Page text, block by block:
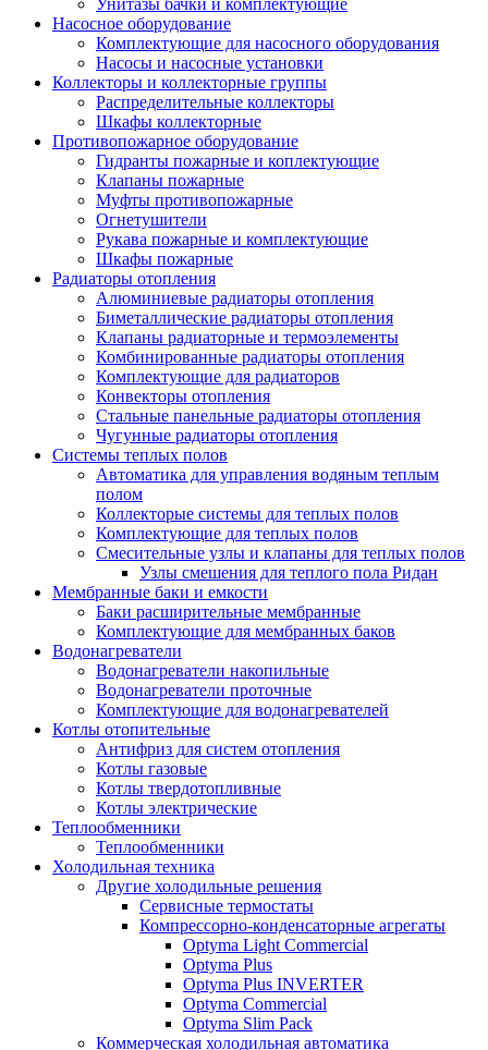
Унитазы бачки и комплектующие
Насосное оборудование
Комплектующие для насосного оборудования
Насосы и насосные установки
Коллекторы и коллекторные группы
Распределительные коллекторы
Шкафы коллекторные
Противопожарное оборудование
Гидранты пожарные и коплектующие
Клапаны пожарные
Муфты противопожарные
Огнетушители
Рукава пожарные и комплектующие
Шкафы пожарные
Радиаторы отопления
Алюминиевые радиаторы отопления
Биметаллические радиаторы отопления
Клапаны радиаторные и термоэлементы
Комбинированные радиаторы отопления
Комплектующие для радиаторов
Конвекторы отопления
Стальные панельные радиаторы отопления
Чугунные радиаторы отопления
Системы теплых полов
Автоматика для управления водяным теплым
полом
Коллекторые системы для теплых полов
Комплектующие для теплых полов
Смесительные узлы и клапаны для теплых полов
Узлы смешения для теплого пола Ридан
Мембранные баки и емкости
Баки расширительные мембранные
Комплектующие для мембранных баков
Водонагреватели
Водонагреватели накопильные
Водонагреватели проточные
Комплектующие для водонагревателей
Котлы отопительные
Антифриз для систем отопления
Котлы газовые
Котлы твердотопливные
Котлы электрические
Теплообменники
Теплообменники
Холодильная техника
Другие холодильные решения
Сервисные термостаты
Компрессорно-конденсаторные агрегаты
Optyma Light Commercial
Optyma Plus
Optyma Plus INVERTER
Optyma Commercial
Optyma Slim Pack
Коммерческая холодильная автоматика